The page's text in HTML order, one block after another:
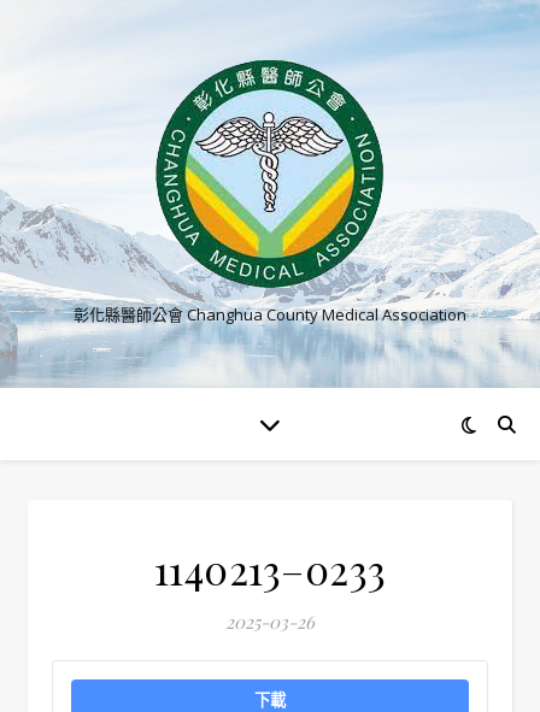
彰化縣醫師公會 Changhua County Medical Association
1140213–0233
2025-03-26
下載